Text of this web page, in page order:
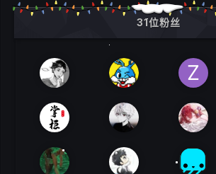
31位粉丝